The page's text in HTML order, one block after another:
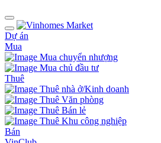
Dự án
Mua
Mua chuyển nhượng
Mua chủ đầu tư
Thuê
Thuê nhà ở/Kinh doanh
Thuê Văn phòng
Thuê Bán lẻ
Thuê Khu công nghiệp
Bán